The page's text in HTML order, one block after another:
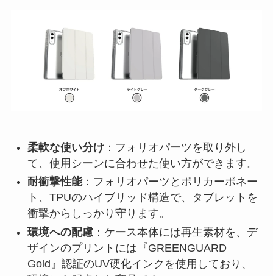
柔軟な使い分け：フォリオパーツを取り外し
て、使用シーンに合わせた使い方ができます。
耐衝撃性能：フォリオパーツとポリカーボネー
ト、TPUのハイブリッド構造で、タブレットを
衝撃からしっかり守ります。
環境への配慮：ケース本体には再生素材を、デ
ザインのプリントには『GREENGUARD
Gold』認証のUV硬化インクを使用しており、